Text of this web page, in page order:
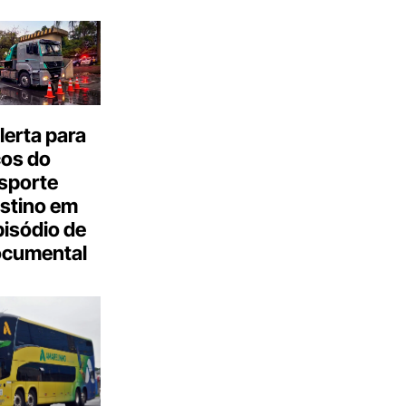
para
do
em
de